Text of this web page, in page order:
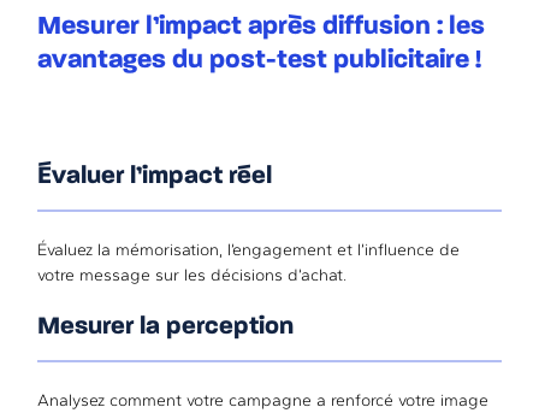
Mesurer l’impact après diffusion : les
avantages du post-test publicitaire !
Évaluer l’impact réel
Évaluez la mémorisation, l’engagement et l’influence de
votre message sur les décisions d’achat.
Mesurer la perception
Analysez comment votre campagne a renforcé votre image